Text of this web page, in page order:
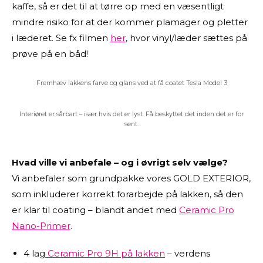
kaffe, så er det til at tørre op med en væsentligt
mindre risiko for at der kommer plamager og pletter
i læderet. Se fx filmen her, hvor vinyl/læder sættes på
prøve på en båd!
Fremhæv lakkens farve og glans ved at få coatet Tesla Model 3
Interiøret er sårbart – især hvis det er lyst. Få beskyttet det inden det er for
sent.
Hvad ville vi anbefale – og i øvrigt selv vælge?
Vi anbefaler som grundpakke vores GOLD EXTERIOR,
som inkluderer korrekt forarbejde på lakken, så den
er klar til coating – blandt andet med Ceramic Pro
Nano-Primer.
4 lag Ceramic Pro 9H på lakken – verdens